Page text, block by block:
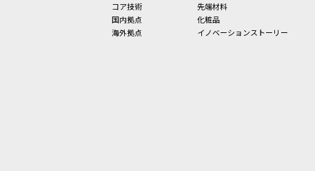
コア技術
国内拠点
海外拠点
先端材料
化粧品
イノベーションストーリー